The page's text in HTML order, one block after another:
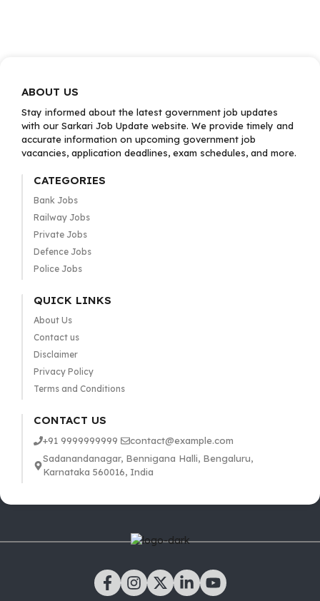
ABOUT US
Stay informed about the latest government job updates
with our Sarkari Job Update website. We provide timely and
accurate information on upcoming government job
vacancies, application deadlines, exam schedules, and more.
CATEGORIES
Bank Jobs
Railway Jobs
Private Jobs
Defence Jobs
Police Jobs
QUICK LINKS
About Us
Contact us
Disclaimer
Privacy Policy
Terms and Conditions
CONTACT US
+91 9999999999
contact@example.com
Sadanandanagar, Bennigana Halli, Bengaluru,
Karnataka 560016, India